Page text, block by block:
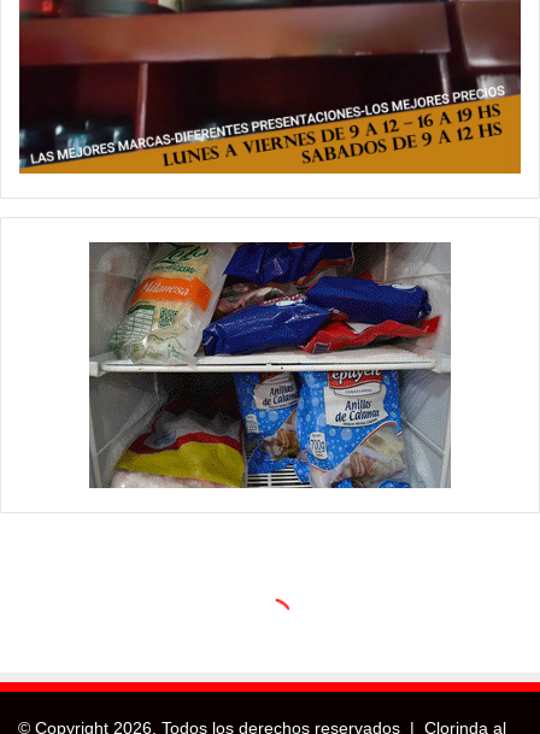
© Copyright 2026, Todos los derechos reservados | Clorinda al